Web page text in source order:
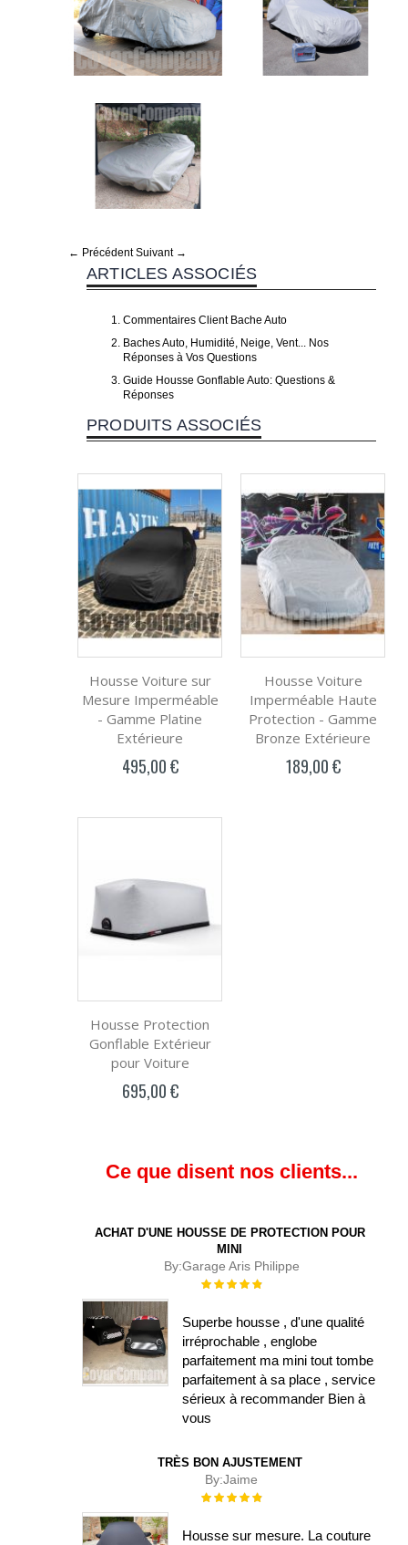
← Précédent Suivant →
ARTICLES ASSOCIÉS
Commentaires Client Bache Auto
Baches Auto, Humidité, Neige, Vent... Nos
Réponses à Vos Questions
Guide Housse Gonflable Auto: Questions &
Réponses
PRODUITS ASSOCIÉS
Housse Voiture sur
Mesure Imperméable
- Gamme Platine
Extérieure
495,00 €
Housse Voiture
Imperméable Haute
Protection - Gamme
Bronze Extérieure
189,00 €
Housse Protection
Gonflable Extérieur
pour Voiture
695,00 €
Ce que disent nos clients...
ACHAT D'UNE HOUSSE DE PROTECTION POUR
MINI
By:Garage Aris Philippe
Évaluation :
Superbe housse , d'une qualité
irréprochable , englobe
parfaitement ma mini tout tombe
parfaitement à sa place , service
sérieux à recommander Bien à
vous
TRÈS BON AJUSTEMENT
By:Jaime
Évaluation :
Housse sur mesure. La couture